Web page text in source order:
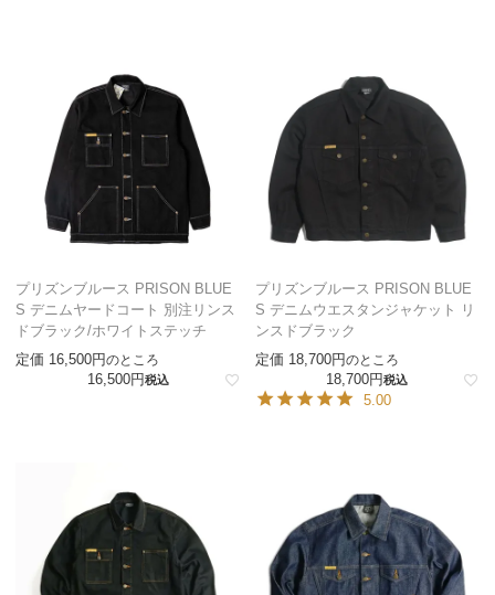
プリズンブルース PRISON BLUE
S デニムヤードコート 別注リンス
ドブラック/ホワイトステッチ
定価 16,500 のところ
16,500 税込
プリズンブルース PRISON BLUE
S デニムウエスタンジャケット リ
ンスドブラック
定価 18,700 のところ
18,700 税込
5.00